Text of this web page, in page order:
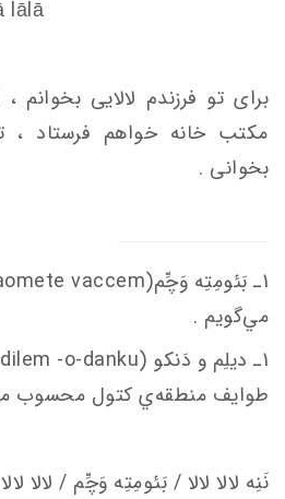
lālā
برای تو فرزندم لالایی بخوانم
مکتب خانه خواهم فرستاد ،
بخوانی .
1ـ بَئومِتِه وَچِّم(baomete va ccem
مي‌گويم .
طوايف منطقه‌ي كتول محسوب
نَنِه لالا لالا / بَئومِتِه وَچِّم / لالا